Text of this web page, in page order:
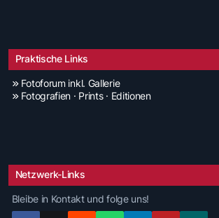
Praktische Links
Fotoforum inkl. Gallerie
Fotografien · Prints · Editionen
Netzwerk-Links
Bleibe in Kontakt und folge uns!